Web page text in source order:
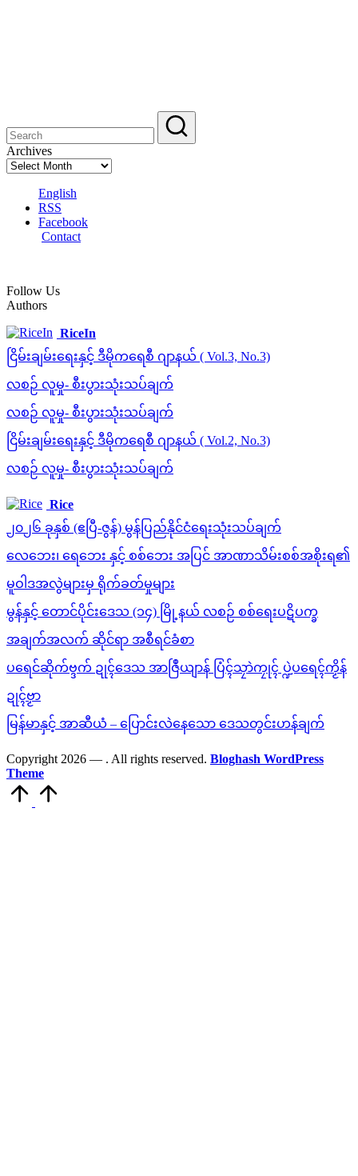
Archives
English
RSS
Facebook
Contact
Follow Us
Authors
RiceIn
ငြိမ်းချမ်းရေးနှင့် ဒီမိုကရေစီ ဂျာနယ် ( Vol.3, No.3)
လစဉ် လူမှု- စီးပွားသုံးသပ်ချက်
လစဉ် လူမှု- စီးပွားသုံးသပ်ချက်
ငြိမ်းချမ်းရေးနှင့် ဒီမိုကရေစီ ဂျာနယ် ( Vol.2, No.3)
လစဉ် လူမှု- စီးပွားသုံးသပ်ချက်
Rice
၂၀၂၆ ခုနှစ် (ဧပြီ-ဇွန်) မွန်ပြည်နိုင်ငံရေးသုံးသပ်ချက်
လေဘေး၊ ရေဘေး နှင့် စစ်ဘေး အပြင် အာဏာသိမ်းစစ်အစိုးရ၏
မူဝါဒအလွဲများမှ ရိုက်ခတ်မှုများ
မွန်နှင့် တောင်ပိုင်းဒေသ (၁၄) မြို့နယ် လစဉ် စစ်ရေးပဋိပက္ခ
အချက်အလက် ဆိုင်ရာ အစီရင်ခံစာ
ပရေင်ဆိုက်ဗ္ဒက် ဍုၚ်ဒေသ အာဇြဳယျာန် ပြံၚ်သၠာဲကၠုၚ် ပ္ဍဲပရေၚ်ကၟိန်
ဍုၚ်ဗၟာ
မြန်မာနှင့် အာဆီယံ – ပြောင်းလဲနေသော ဒေသတွင်းဟန်ချက်
Copyright 2026 — . All rights reserved. Bloghash WordPress
Theme